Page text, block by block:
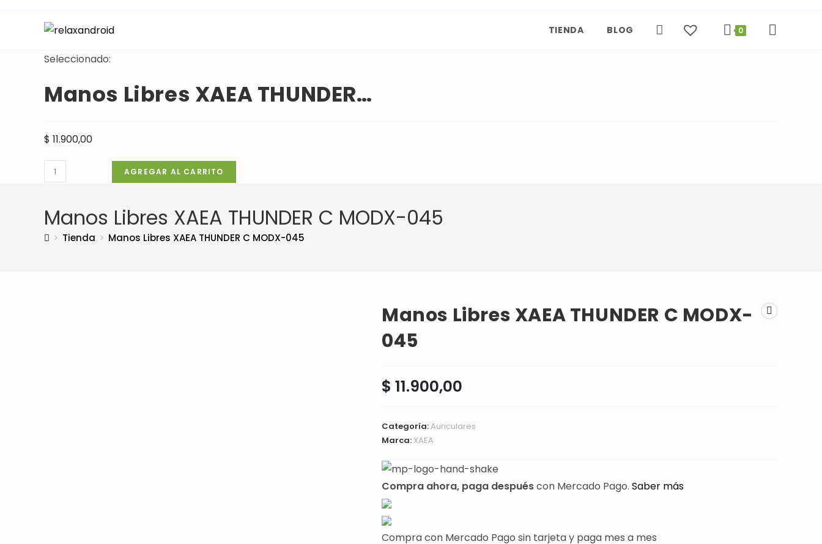
TIENDA BLOG 0
Seleccionado:
Manos Libres XAEA THUNDER…
$ 11.900,00
Manos
Libres
THUNDER
C
MODX-
AGREGAR AL CARRITO
Manos Libres XAEA THUNDER C MODX-045
> Tienda > Manos Libres XAEA THUNDER C MODX-045
Manos Libres XAEA THUNDER C MODX-
045
$ 11.900,00
Categoría:Auriculares
Marca: XAEA
Compra ahora, paga despuéscon Mercado Pago. Saber más
Compra con Mercado Pago sin tarjeta y paga mes a mes